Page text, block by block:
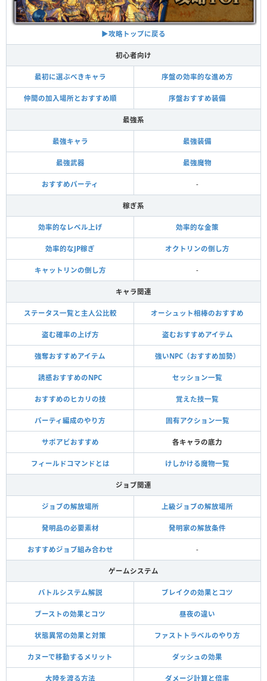
▶︎攻略トップに戻る
初心者向け
最初に選ぶべきキャラ 序盤の効率的な進め方
仲間の加入場所とおすすめ順 序盤おすすめ装備
最強系
最強キャラ 最強装備
最強武器 最強魔物
おすすめパーティ -
稼ぎ系
効率的なレベル上げ 効率的な金策
効率的なJP稼ぎ オクトリンの倒し方
キャットリンの倒し方 -
キャラ関連
ステータス一覧と主人公比較 オーシュット相棒のおすすめ
盗む確率の上げ方 盗むおすすめアイテム
強奪おすすめアイテム 強いNPC（おすすめ加勢）
誘惑おすすめのNPC セッション一覧
おすすめのヒカリの技 覚えた技一覧
パーティ編成のやり方 固有アクション一覧
サポアビおすすめ 各キャラの底力
フィールドコマンドとは けしかける魔物一覧
ジョブ関連
ジョブの解放場所 上級ジョブの解放場所
発明品の必要素材 発明家の解放条件
おすすめジョブ組み合わせ -
ゲームシステム
バトルシステム解説 ブレイクの効果とコツ
ブーストの効果とコツ 昼夜の違い
状態異常の効果と対策 ファストトラベルのやり方
カヌーで移動するメリット ダッシュの効果
大陸を渡る方法 ダメージ計算と倍率